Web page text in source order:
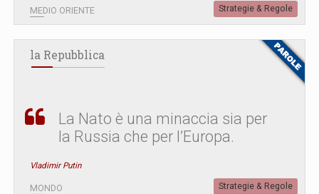
MEDIO ORIENTE Strategie & Regole
la Repubblica
La Nato è una minaccia sia per
la Russia che per l’Europa.
Vladimir Putin
MONDO Strategie & Regole